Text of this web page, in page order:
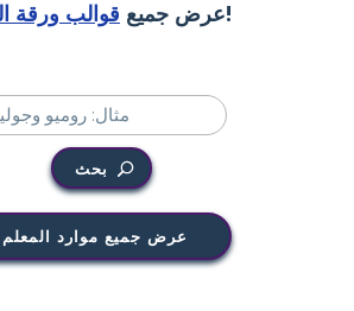
عرض جميع قوالب ورقة !
بحث
عرض جميع موارد المعلم